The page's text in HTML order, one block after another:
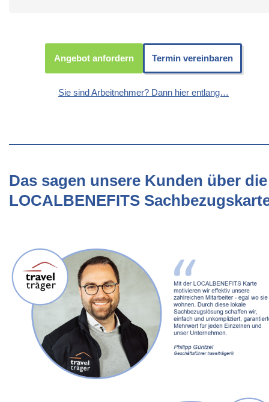
Angebot anfordern Termin vereinbaren
Sie sind Arbeitnehmer? Dann hier entlang…
Das sagen unsere Kunden über die
LOCALBENEFITS